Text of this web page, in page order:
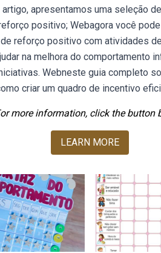
apresentamos uma seleção
positivo; Webagora você
reforço positivo com atividades
na melhora do comportamento
Webneste guia completo
criar um quadro de incentivo
more information, click the button
LEARN MORE